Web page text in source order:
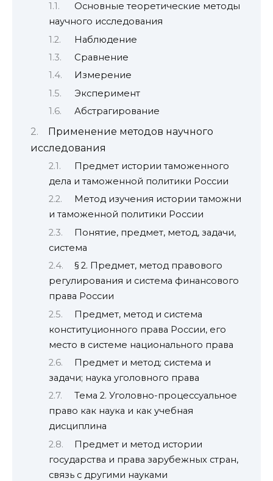
Основные теоретические методы
научного исследования
Наблюдение
Сравнение
Измерение
Эксперимент
Абстрагирование
Применение методов научного
исследования
Предмет истории таможенного
дела и таможенной политики России
Метод изучения истории таможни
и таможенной политики России
Понятие, предмет, метод, задачи,
система
§ 2. Предмет, метод правового
регулирования и система финансового
права России
Предмет, метод и система
конституционного права России, его
место в системе национального права
Предмет и метод; система и
задачи; наука уголовного права
Тема 2. Уголовно-процессуальное
право как наука и как учебная
дисциплина
Предмет и метод истории
государства и права зарубежных стран,
связь с другими науками